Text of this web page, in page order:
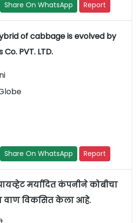
Share On WhatsApp Report
of cabbage is evolved by
PVT. LTD.
Share On WhatsApp Report
मर्यादित कंपनीने कोबीचा
वाण विकसित केला आहे.